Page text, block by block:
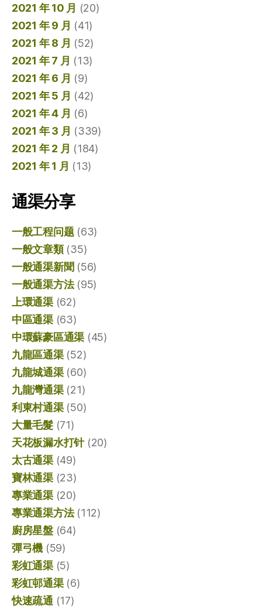
2021 年 10 月 (20)
2021 年 9 月 (41)
2021 年 8 月 (52)
2021 年 7 月 (13)
2021 年 6 月 (9)
2021 年 5 月 (42)
2021 年 4 月 (6)
2021 年 3 月 (339)
2021 年 2 月 (184)
2021 年 1 月 (13)
通渠分享
一般工程问题(63)
一般文章類(35)
一般通渠新聞 (56)
一般通渠方法(95)
上環通渠(62)
中區通渠(63)
中環蘇豪區通渠 (45)
九龍區通渠(52)
九龍城通渠(60)
九龍灣通渠(21)
利東村通渠(50)
大量毛髮(71)
天花板漏水打针(20)
太古通渠(49)
寶林通渠(23)
專業通渠(20)
專業通渠方法(112)
廚房星盤(64)
彈弓機 (59)
彩虹通渠(5)
彩虹邨通渠(6)
快速疏通 (17)